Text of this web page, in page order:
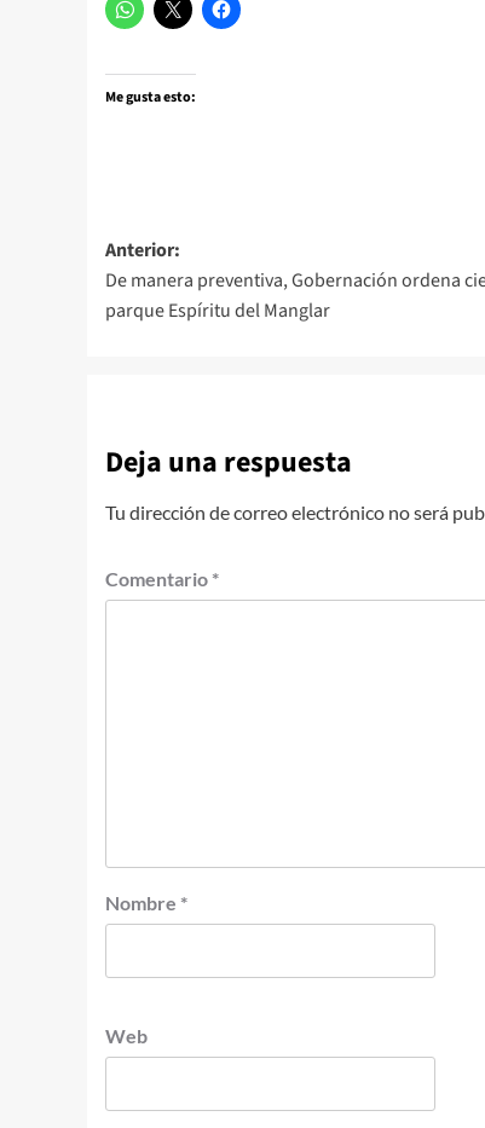
Me gusta esto:
Navegación
de
entradas
Anterior:
De manera preventiva, Gobernación ordena
parque Espíritu del Manglar
Deja una respuesta
Tu dirección de correo electrónico no será
Comentario *
Nombre *
Web